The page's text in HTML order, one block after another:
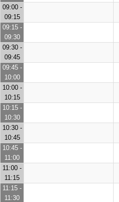
09:00 -
09:15
09:15 -
09:30
09:30 -
09:45
09:45 -
10:00
10:00 -
10:15
10:15 -
10:30
10:30 -
10:45
10:45 -
11:00
11:00 -
11:15
11:15 -
11:30